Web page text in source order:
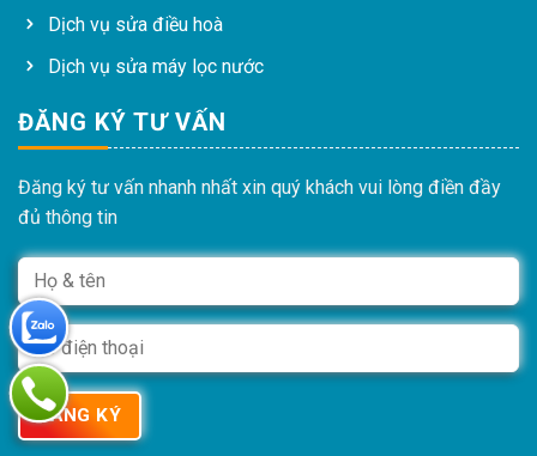
Dịch vụ sửa điều hoà
Dịch vụ sửa máy lọc nước
ĐĂNG KÝ TƯ VẤN
Đăng ký tư vấn nhanh nhất xin quý khách vui lòng điền đầy
đủ thông tin